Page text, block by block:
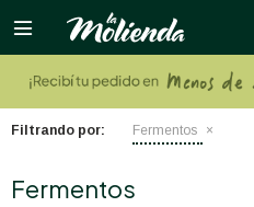

Filtrando por: Fermentos
Fermentos